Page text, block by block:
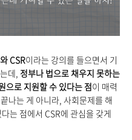
CSR이라는 강의를 들으면서 기
데, 정부나 법으로 채우지 못하는
으로 지원할 수 있다는 점이 매력
나는 게 아니라, 사회문제를 해
는 점에서 CSR에 관심을 갖게